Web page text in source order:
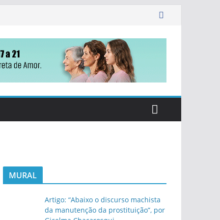
MURAL
Artigo: “Abaixo o discurso machista
da manutenção da prostituição”, por